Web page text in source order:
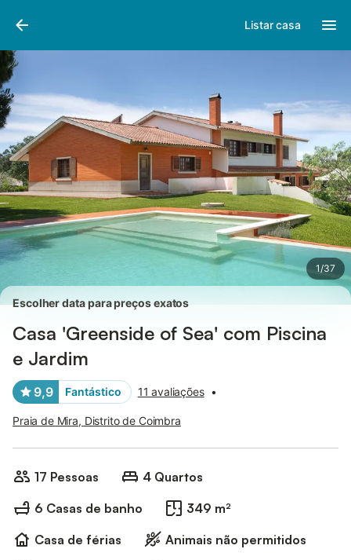
Listar casa
1/37
Fotos
Escolher data para preços exatos
Casa 'Greenside of Sea' com Piscina
e Jardim
9,9 Fantástico 11 avaliações •
Praia de Mira, Distrito de Coimbra
17 Pessoas
4 Quartos
6 Casas de banho
349 m²
Casa de férias
Animais não permitidos